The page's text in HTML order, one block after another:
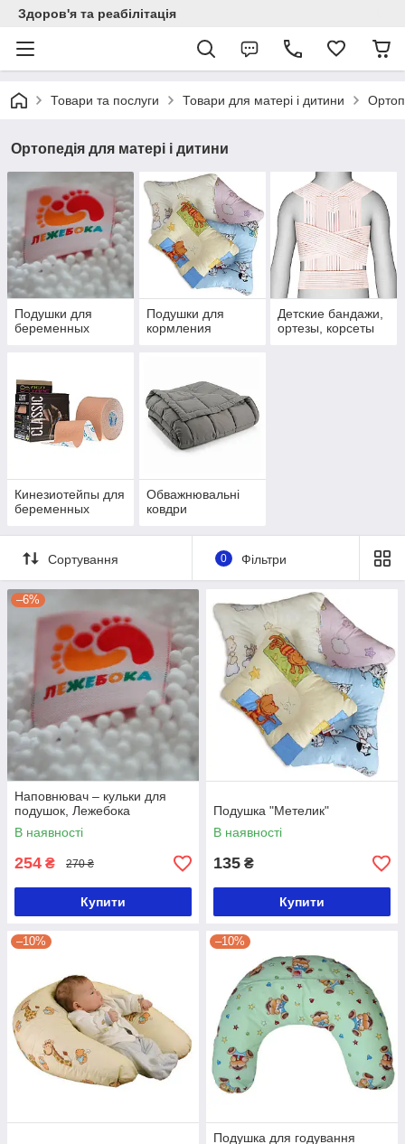
Здоров'я та реабілітація
Товари та послуги Товари для матері і дитини
Ортопедія для матері і дитини
Подушки для
беременных
Подушки для
кормления
Детские бандажи,
ортезы, корсеты
Кинезиотейпы для
беременных
Обважнювальні
ковдри
Сортування 0 Фільтри
–6%
Наповнювач – кульки для
подушок, Лежебока
В наявності
254 ₴ 270 ₴
Купити
Подушка "Метелик"
В наявності
135 ₴
Купити
–10% –10%
Подушка для годування